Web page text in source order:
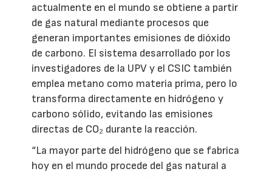
actualmente en el mundo se obtiene a partir
de gas natural mediante procesos que
generan importantes emisiones de dióxido
de carbono. El sistema desarrollado por los
investigadores de la UPV y el CSIC también
emplea metano como materia prima, pero lo
transforma directamente en hidrógeno y
carbono sólido, evitando las emisiones
directas de CO₂ durante la reacción.
“La mayor parte del hidrógeno que se fabrica
hoy en el mundo procede del gas natural a